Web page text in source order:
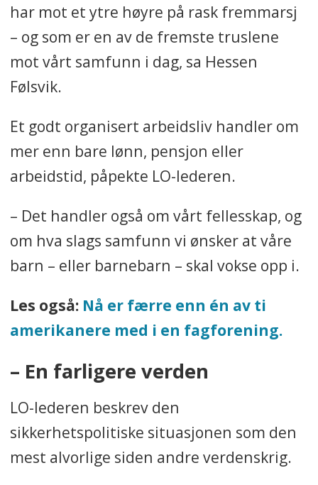
har mot et ytre høyre på rask fremmarsj
– og som er en av de fremste truslene
mot vårt samfunn i dag, sa Hessen
Følsvik.
Et godt organisert arbeidsliv handler om
mer enn bare lønn, pensjon eller
arbeidstid, påpekte LO-lederen.
– Det handler også om vårt fellesskap, og
om hva slags samfunn vi ønsker at våre
barn – eller barnebarn – skal vokse opp i.
Les også: Nå er færre enn én av ti
amerikanere med i en fagforening.
– En farligere verden
LO-lederen beskrev den
sikkerhetspolitiske situasjonen som den
mest alvorlige siden andre verdenskrig.